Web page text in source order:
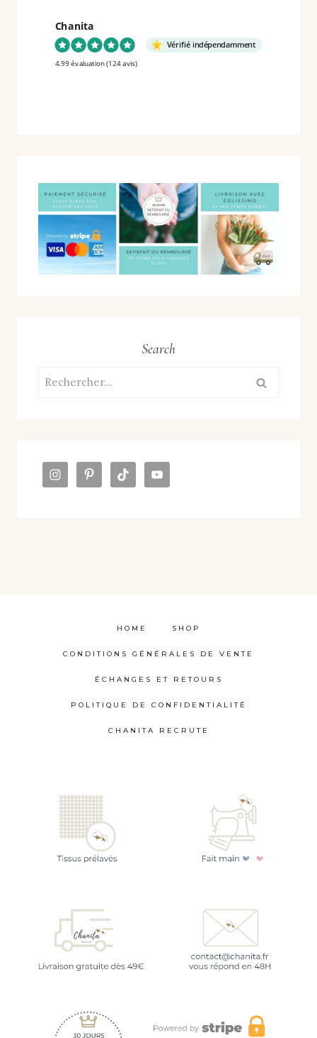
Chanita
Vérifié indépendamment
4.99 évaluation(124 avis)
Search
Rechercher :
HOME SHOP
CONDITIONS GÉNÉRALES DE VENTE
ÉCHANGES ET RETOURS
POLITIQUE DE CONFIDENTIALITÉ
CHANITA RECRUTE